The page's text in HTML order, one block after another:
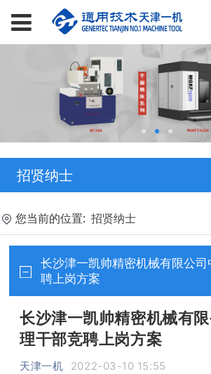
招贤纳士
您当前的位置: 招贤纳士
长沙津一凯帅精密机械有限公
聘上岗方案
长沙津一凯帅精密机械有
理干部竞聘上岗方案
天津一机 2022-03-10 15:55